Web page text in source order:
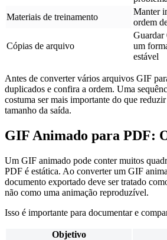
Materiais de treinamento
Manter
ordem
Cópias de arquivo
Guardar
um
estável
Antes de converter vários arquivos GIF
duplicados e confira a ordem. Uma
costuma ser mais importante do que
tamanho da saída.
GIF Animado para PDF:
Um GIF animado pode conter muitos
PDF é estática. Ao converter um GIF
documento exportado deve ser tratado
não como uma animação reproduzível.
Isso é importante para documentar e
Objetivo